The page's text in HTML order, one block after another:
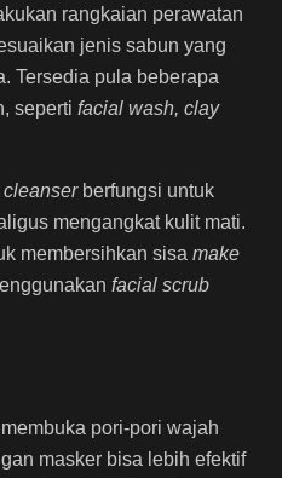
rangkaian perawatan
jenis sabun yang
Tersedia pula beberapa
seperti facial wash, clay
berfungsi untuk
mengangkat kulit mati.
membersihkan sisa make
facial scrub
pori-pori wajah
masker bisa lebih efektif